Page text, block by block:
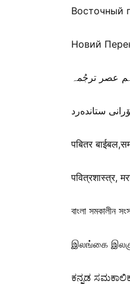
Восточный
Новий
पबितर
पवित्रशास्त्र,
বাংলা সমকালীন
இலங்கை இலகு
ಕನ್ನಡ